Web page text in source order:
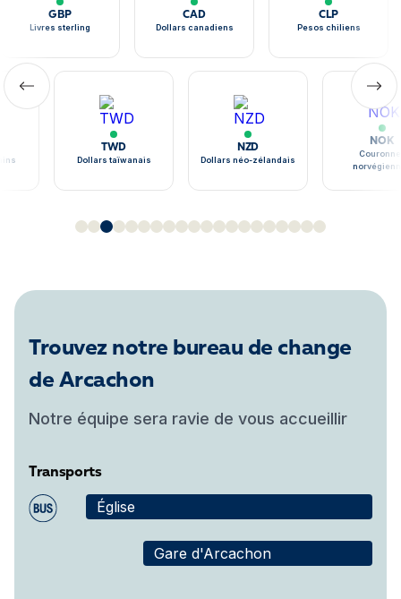
GBP
Livres sterling
CAD
Dollars canadiens
CLP
Pesos chiliens
TWD
Dollars taïwanais
NZD
Dollars néo-zélandais
NOK
Trouvez notre bureau de change
de Arcachon
Notre équipe sera ravie de vous accueillir
Transports
Église
Gare d'Arcachon